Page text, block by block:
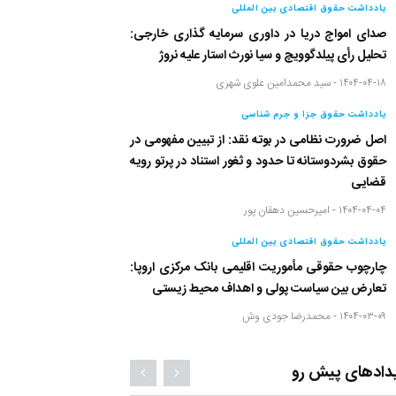
یادداشت حقوق اقتصادی بین المللی
صدای امواج دریا در داوری سرمایه گذاری خارجی:
تحلیل رأی پیلدگوویچ و سیا نورث استار علیه نروژ
۱۴۰۴-۰۴-۱۸ - سید محمدامین علوی شهری
یادداشت حقوق جزا و جرم شناسی
اصل ضرورت نظامی در بوته نقد: از تبیین مفهومی در
حقوق بشردوستانه تا حدود و ثغور استناد در پرتو رویه
قضایی
۱۴۰۴-۰۴-۰۴ - امیرحسین دهقان پور
یادداشت حقوق اقتصادی بین المللی
چارچوب حقوقی مأموریت اقلیمی بانک مرکزی اروپا:
تعارض بین سیاست پولی و اهداف محیط زیستی
۱۴۰۴-۰۳-۰۹ - محمدرضا جودی وش
پیش رو